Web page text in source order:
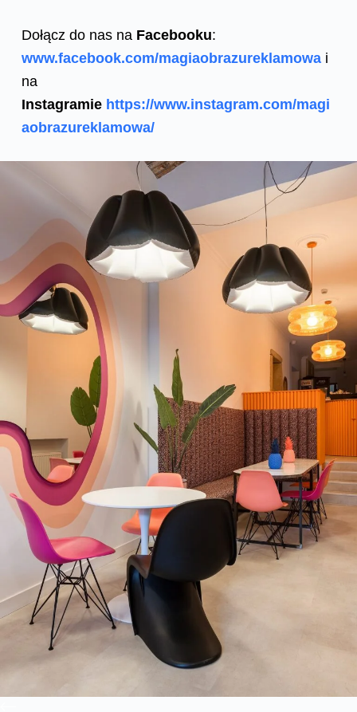
Dołącz do nas na Facebooku:
www.facebook.com/magiaobrazureklamowai
na
Instagramie https://www.instagram.com/magi
aobrazureklamowa/